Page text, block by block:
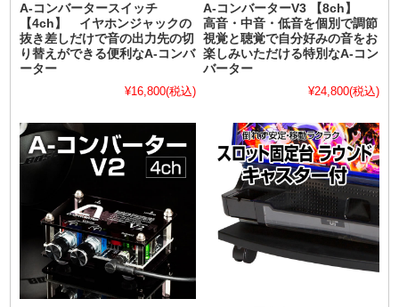
A-コンバータースイッチ
【4ch】 イヤホンジャックの
抜き差しだけで音の出力先の切
り替えができる便利なA-コンバ
ーター
¥16,800(税込)
A-コンバーターV3 【8ch】
高音・中音・低音を個別で調節
視覚と聴覚で自分好みの音をお
楽しみいただける特別なA-コン
バーター
¥24,800(税込)